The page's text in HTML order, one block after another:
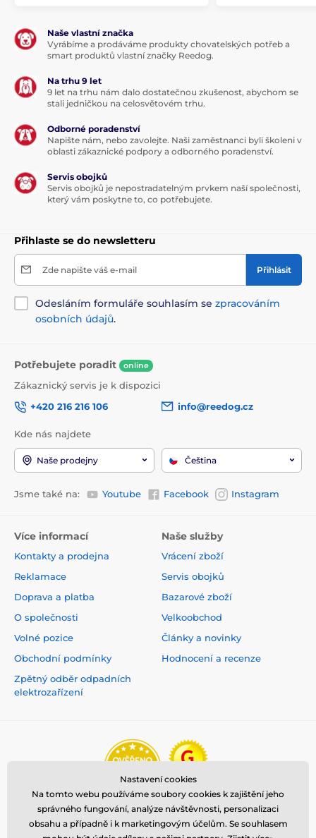
Materiál:Vysoce odolný BioThane®
Vzor: Růžový podklad s bílými a červenými srdíčky
Vlastnosti:Voděodolný, odolný vůči zápachu,
Ať už vyrážíte na sváteční focení nebo do hlubokého
lesa, tento obojek bude vašemu psovi slušet a vám
Rozsah nastavení Šířka pásky
XXXS 17–23 cm 13 mm
Naše vlastní značka
Vyrábíme a prodáváme produkty chovatelských potřeb a
smart produktů vlastní značky Reedog.
Na trhu 9 let
9 let na trhu nám dalo dostatečnou zkušenost, abychom se
stali jedničkou na celosvětovém trhu.
Odborné poradenství
Napište nám, nebo zavolejte. Naši zaměstnanci byli školeni v
oblasti zákaznické podpory a odborného poradenství.
Servis obojků
Servis obojků je nepostradatelným prvkem naší společnosti,
který vám poskytne to, co potřebujete.
Přihlaste se do newsletteru
Zde napište váš e-mail Přihlásit
Odesláním formuláře souhlasím se zpracováním
osobních údajů.
Potřebujete poradit online
Zákaznický servis je k dispozici
+420 216 216 106
info@reedog.cz
Kde nás najdete
Naše prodejny Čeština
Jsme také na: Youtube Facebook Instagram
Více informací
Kontakty a prodejna
Reklamace
Doprava a platba
O společnosti
Volné pozice
Obchodní podmínky
Zpětný odběr odpadních
elektrozařízení
Naše služby
Vrácení zboží
Servis obojků
Bazarové zboží
Velkoobchod
Články a novinky
Hodnocení a recenze
Nastavení cookies
Na tomto webu používáme soubory cookies k zajištění jeho
správného fungování, analýze návštěvnosti, personalizaci
obsahu a případně i k marketingovým účelům. Se souhlasem